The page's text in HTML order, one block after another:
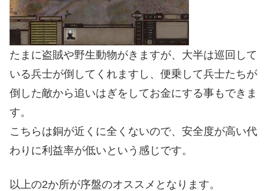
たまに盗賊や野生動物がきますが、大半は巡回して
いる兵士が倒してくれますし、便乗して兵士たちが
倒した敵から追いはぎをしてお金にする事もできま
す。
こちらは銅が近くに全くないので、安全度が高い代
わりに利益率が低いという感じです。
以上の2か所が序盤のオススメとなります。